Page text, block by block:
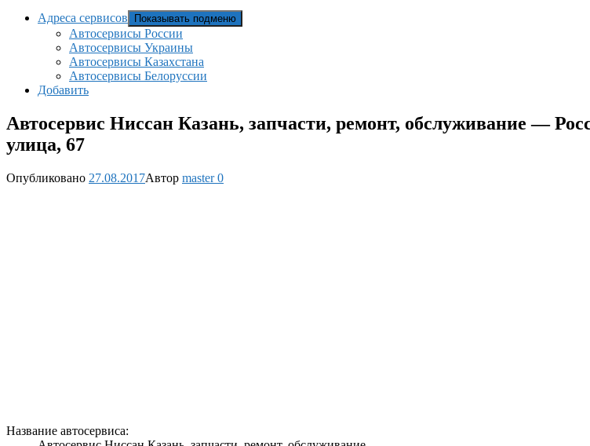
Адреса сервисов Показывать подменю
Автосервисы России
Автосервисы Украины
Автосервисы Казахстана
Автосервисы Белоруссии
Добавить
Автосервис Ниссан Казань, запчасти, ремонт, обслуживание —
улица, 67
Опубликовано 27.08.2017Автор master0
Название автосервиса: